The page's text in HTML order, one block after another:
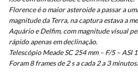
Florence é o maior asteroide a passar a
magnitude da Terra, na captura estava a
Aquário e Delfim, com magnitude visual
rápido apenas em declinação.
Telescópio Meade SC 254 mm – F/5 – ASI
Foram 8 frames de 2 s a cada 2 a 3